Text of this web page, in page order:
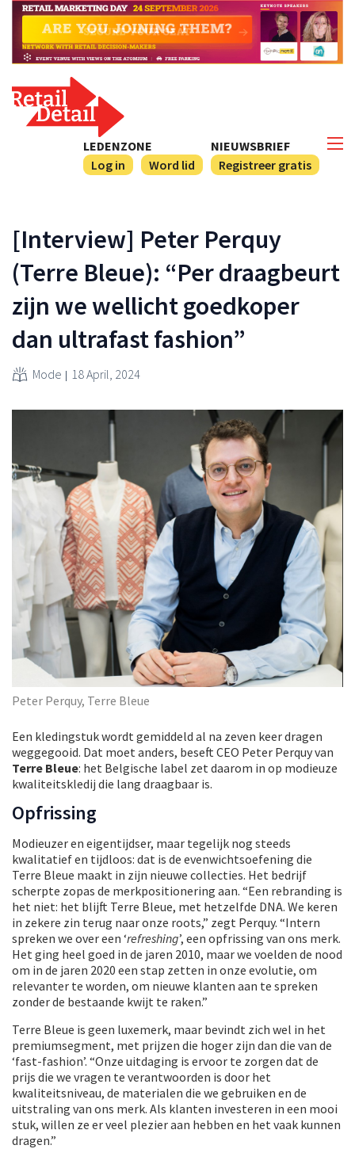
NIEUWSBRIEF
Registreer gratis
LEDENZONE
Log in
Word lid
[Interview] Peter Perquy
(Terre Bleue): “Per draagbeurt
zijn we wellicht goedkoper
dan ultrafast fashion”
Mode 18 April, 2024
Peter Perquy, Terre Bleue
Een kledingstuk wordt gemiddeld al na zeven keer dragen
weggegooid. Dat moet anders, beseft CEO Peter Perquy van
Terre Bleue: het Belgische label zet daarom in op modieuze
kwaliteitskledij die lang draagbaar is.
Opfrissing
Modieuzer en eigentijdser, maar tegelijk nog steeds
kwalitatief en tijdloos: dat is de evenwichtsoefening die
Terre Bleue maakt in zijn nieuwe collecties. Het bedrijf
scherpte zopas de merkpositionering aan. “Een rebranding is
het niet: het blijft Terre Bleue, met hetzelfde DNA. We keren
in zekere zin terug naar onze roots,” zegt Perquy. “Intern
spreken we over een ‘refreshing’, een opfrissing van ons merk.
Het ging heel goed in de jaren 2010, maar we voelden de nood
om in de jaren 2020 een stap zetten in onze evolutie, om
relevanter te worden, om nieuwe klanten aan te spreken
zonder de bestaande kwijt te raken.”
Terre Bleue is geen luxemerk, maar bevindt zich wel in het
premiumsegment, met prijzen die hoger zijn dan die van de
‘fast-fashion’. “Onze uitdaging is ervoor te zorgen dat de
prijs die we vragen te verantwoorden is door het
kwaliteitsniveau, de materialen die we gebruiken en de
uitstraling van ons merk. Als klanten investeren in een mooi
stuk, willen ze er veel plezier aan hebben en het vaak kunnen
dragen.”